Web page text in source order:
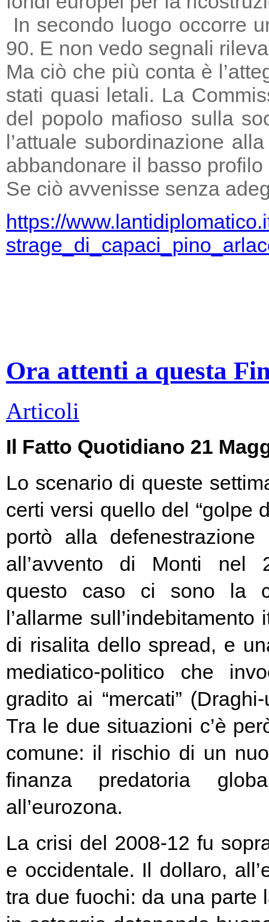
In secondo luogo occorre
90. E non vedo segnali
Ma ciò che più conta è
stati quasi letali. La
del popolo mafioso sulla
l’attuale subordinazione
abbandonare il basso
Se ciò avvenisse senza
https://
Ora attenti a questa
Articoli
Il Fatto Quotidiano 21
Lo scenario di queste
certi versi quello del “golpe
portò alla
all’avvento di Monti nel
questo caso ci sono la
l’allarme
di risalita dello spread, e
mediatico-politico che
gradito ai “mercati”
Tra le due situazioni c’è
comune: il rischio di un
finanza predatoria
all’eurozona.
La crisi del 2008-12 fu
e occidentale. Il dollaro,
tra due fuochi: da una parte